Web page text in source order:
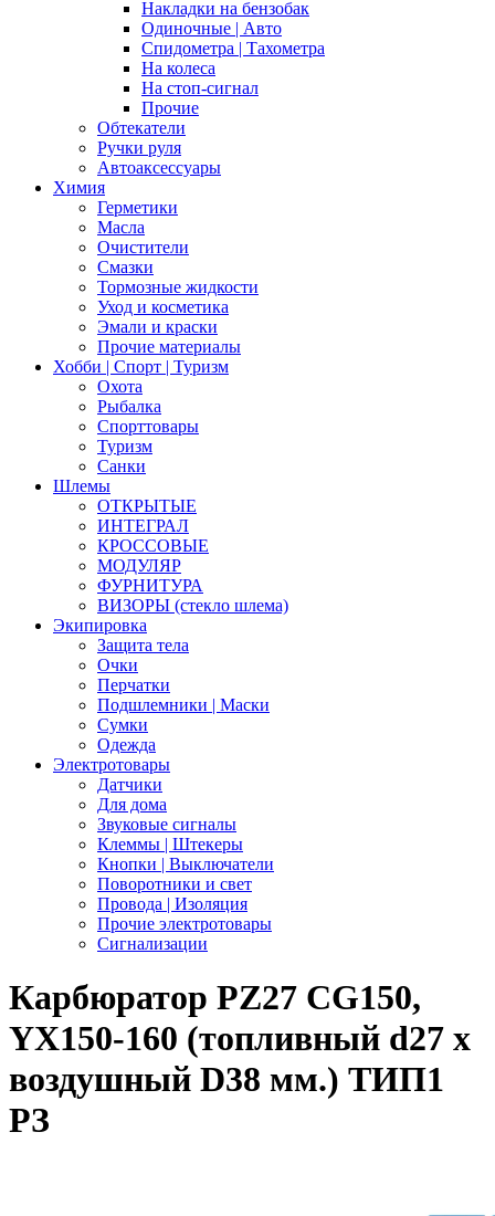
Накладки на бензобак
Одиночные | Авто
Спидометра | Тахометра
На колеса
На стоп-сигнал
Прочие
Обтекатели
Ручки руля
Автоаксессуары
Химия
Герметики
Масла
Очистители
Смазки
Тормозные жидкости
Уход и косметика
Эмали и краски
Прочие материалы
Хобби | Cпорт | Туризм
Охота
Рыбалка
Спорттовары
Туризм
Санки
Шлемы
ОТКРЫТЫЕ
ИНТЕГРАЛ
КРОССОВЫЕ
МОДУЛЯР
ФУРНИТУРА
ВИЗОРЫ (стекло шлема)
Экипировка
Защита тела
Очки
Перчатки
Подшлемники | Маски
Сумки
Одежда
Электротовары
Датчики
Для дома
Звуковые сигналы
Клеммы | Штекеры
Кнопки | Выключатели
Поворотники и свет
Провода | Изоляция
Прочие электротовары
Сигнализации
Карбюратор PZ27 CG150,
YX150-160 (топливный d27 x
воздушный D38 мм.) ТИП1
РЗ